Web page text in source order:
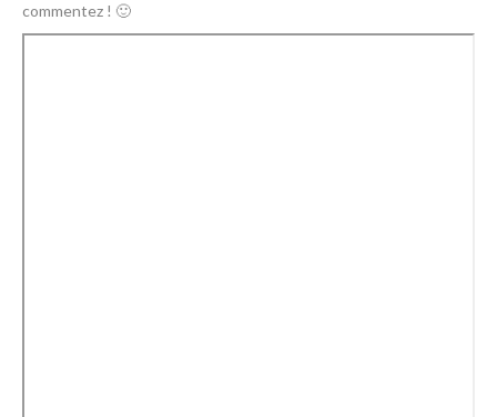
commentez ! 🙂